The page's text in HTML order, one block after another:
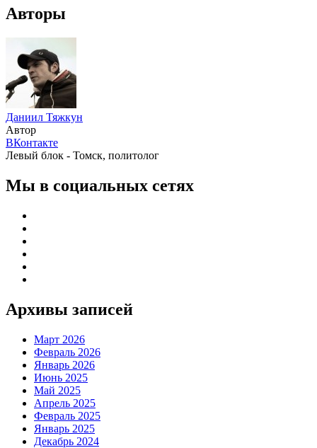
Авторы
Даниил Тяжкун
Автор
ВКонтакте
Левый блок - Томск, политолог
Мы в социальных сетях
Архивы записей
Март 2026
Февраль 2026
Январь 2026
Июнь 2025
Май 2025
Апрель 2025
Февраль 2025
Январь 2025
Декабрь 2024